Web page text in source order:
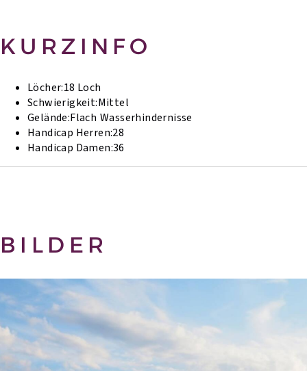
KURZINFO
Löcher:18 Loch
Schwierigkeit:Mittel
Gelände:Flach Wasserhindernisse
Handicap Herren:28
Handicap Damen:36
BILDER